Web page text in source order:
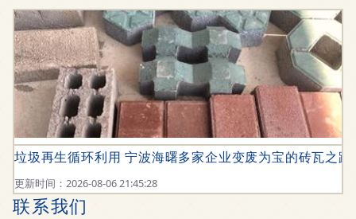
垃圾再生循环利用 宁波海曙多家企业变废为宝的砖瓦之路
更新时间：2026-08-06 21:45:28
联系我们